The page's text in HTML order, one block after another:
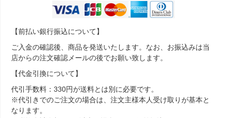
【前払い銀行振込について】
ご入金の確認後、商品を発送いたします。なお、お振込みは当
店からの注文確認メールの後でお願い致します。
【代金引換について】
代引手数料：330円が送料とは別に必要です。
※代引きでのご注文の場合は、注文主様本人受け取りが基本と
なります。